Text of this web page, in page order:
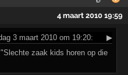
4 maart 2010 19:59
3 maart 2010 om 19:20:
▶
zaak kids horen op die